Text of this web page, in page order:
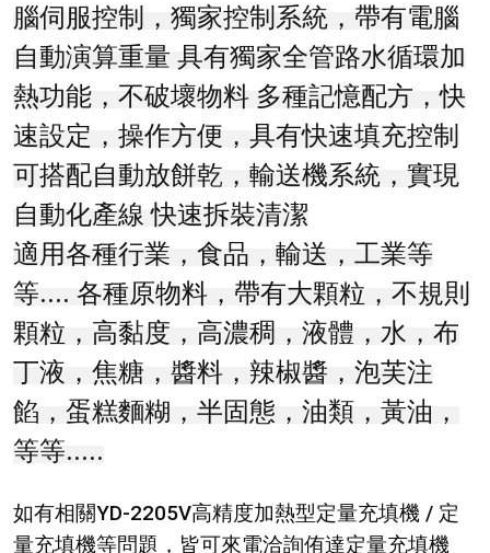
腦伺服控制，獨家控制系統，帶有電腦
自動演算重量 具有獨家全管路水循環加
熱功能，不破壞物料 多種記憶配方，快
速設定，操作方便，具有快速填充控制
可搭配自動放餅乾，輸送機系統，實現
自動化產線 快速拆裝清潔
適用各種行業，食品，輸送，工業等
等.... 各種原物料，帶有大顆粒，不規則
顆粒，高黏度，高濃稠，液體，水，布
丁液，焦糖，醬料，辣椒醬，泡芙注
餡，蛋糕麵糊，半固態，油類，黃油，
等等.....
如有相關YD-2205V高精度加熱型定量充填機 / 定
量充填機等問題，皆可來電洽詢侑達定量充填機